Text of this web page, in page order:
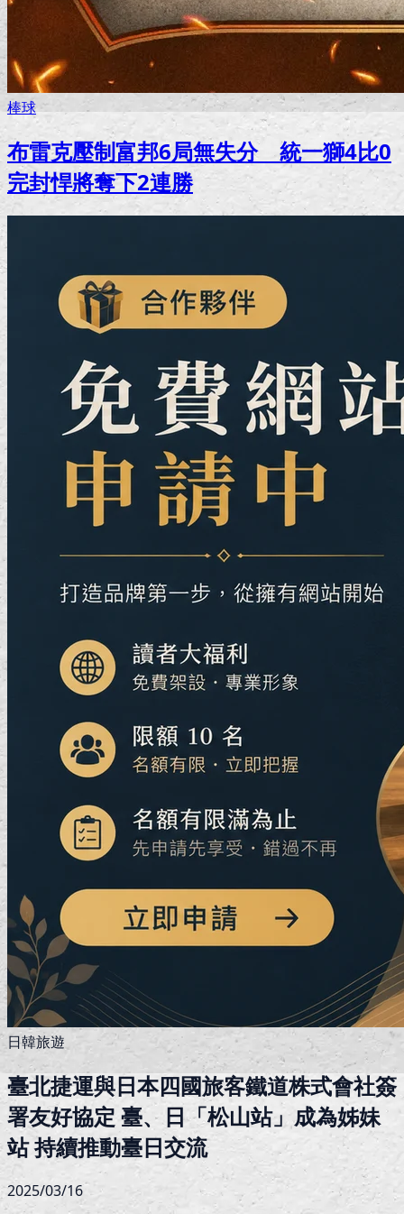
棒球
布雷克壓制富邦6局無失分 統一獅4比0
完封悍將奪下2連勝
日韓旅遊
臺北捷運與日本四國旅客鐵道株式會社簽
署友好協定 臺、日「松山站」成為姊妹
站 持續推動臺日交流
2025/03/16